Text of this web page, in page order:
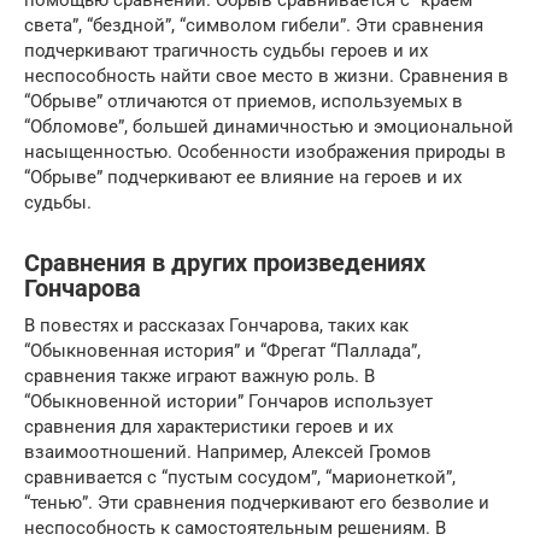
света”, “бездной”, “символом гибели”. Эти сравнения
подчеркивают трагичность судьбы героев и их
неспособность найти свое место в жизни. Сравнения в
“Обрыве” отличаются от приемов, используемых в
“Обломове”, большей динамичностью и эмоциональной
насыщенностью. Особенности изображения природы в
“Обрыве” подчеркивают ее влияние на героев и их
судьбы.
Сравнения в других произведениях
Гончарова
В повестях и рассказах Гончарова, таких как
“Обыкновенная история” и “Фрегат “Паллада”,
сравнения также играют важную роль. В
“Обыкновенной истории” Гончаров использует
сравнения для характеристики героев и их
взаимоотношений. Например, Алексей Громов
сравнивается с “пустым сосудом”, “марионеткой”,
“тенью”. Эти сравнения подчеркивают его безволие и
неспособность к самостоятельным решениям. В